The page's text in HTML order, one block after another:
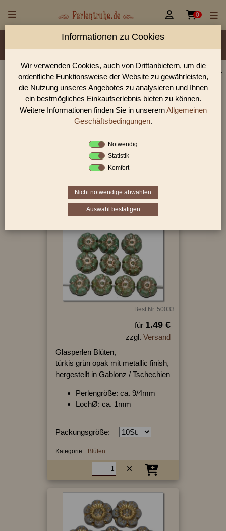
 0
Material/Glassorte Sorte/Form Farbe
Größen
Lochdurchmesser
Perlen Shop für gedrückte Perlen Blüten & Blätter
In unserem Perlen Shop finden sie zahlreich gedrückte Perlen
Blüten & Blätter und viele weiter Glasperlen.
Sie befinden sich in folgender Kategorie:
gedrückte Perlen|Blüten & Blätter
Best.Nr.:50033
für 1.49 €
zzgl. Versand
Glasperlen Blüten,
türkis grün opak mit metallic finish,
hergestellt in Gablonz / Tschechien
Perlengröße: ca. 9/4mm
LochØ: ca. 1mm
Packungsgröße:
Kategorie: Blüten
Informationen zu Cookies
Wir verwenden Cookies, auch von Drittanbietern, um die
ordentliche Funktionsweise der Website zu gewährleisten,
die Nutzung unseres Angebotes zu analysieren und Ihnen
ein bestmögliches Einkaufserlebnis bieten zu können.
Weitere Informationen finden Sie in unserernAllgemeinen
Geschäftsbedingungen.
Notwendig
Statistik
Komfort
Nicht notwendige abwählen
Auswahl bestätigen